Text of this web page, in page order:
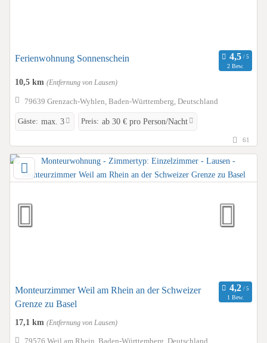
Ferienwohnung Sonnenschein
2 Bew.
10,5 km (Entfernung von Lausen)
79639 Grenzach-Wyhlen, Baden-Württemberg, Deutschland
Gäste: max. 3 Preis: ab 30 € pro Person/Nacht
61
Monteurzimmer Weil am Rhein an der Schweizer
Grenze zu Basel
1 Bew.
17,1 km (Entfernung von Lausen)
79576 Weil am Rhein, Baden-Württemberg, Deutschland